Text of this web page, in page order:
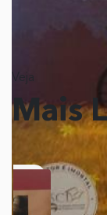
Veja
Mais